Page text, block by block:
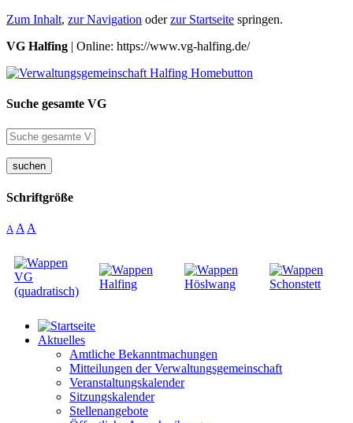
Zum Inhalt, zur Navigation oderzur Startseite springen.
VG Halfing | Online: https://www.vg-halfing.de/
Suche gesamte VG
suchen
Schriftgröße
A A A
Aktuelles
Amtliche Bekanntmachungen
Mitteilungen der Verwaltungsgemeinschaft
Veranstaltungskalender
Sitzungskalender
Stellenangebote